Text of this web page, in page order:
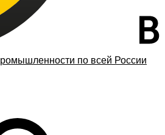
по всей России